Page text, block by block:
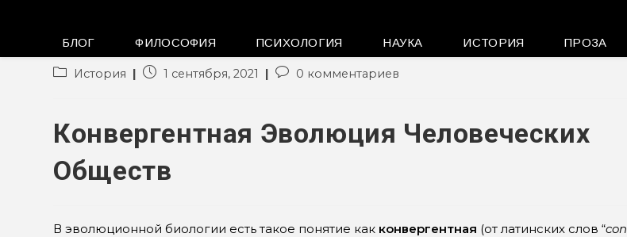
БЛОГ ФИЛОСОФИЯ ПСИХОЛОГИЯ НАУКА ИСТОРИЯ ПРОЗА
Рубрика
История
Запись1 сентября, 2021
Комментарии
0 комментариев
Конвергентная Эволюция Человеческих
Обществ
В эволюционной биологии есть такое понятие как конвергентная (от латинских слов “con